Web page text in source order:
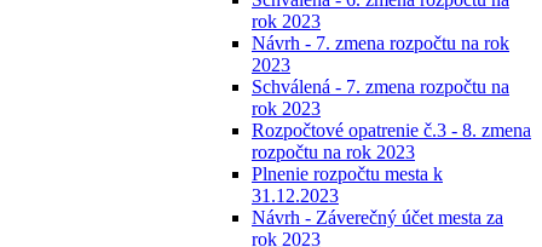
rok 2023
Návrh - 7. zmena rozpočtu na rok
2023
Schválená - 7. zmena rozpočtu na
rok 2023
Rozpočtové opatrenie č.3 - 8. zmena
rozpočtu na rok 2023
Plnenie rozpočtu mesta k
31.12.2023
Návrh - Záverečný účet mesta za
rok 2023